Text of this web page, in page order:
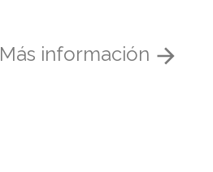
Más información